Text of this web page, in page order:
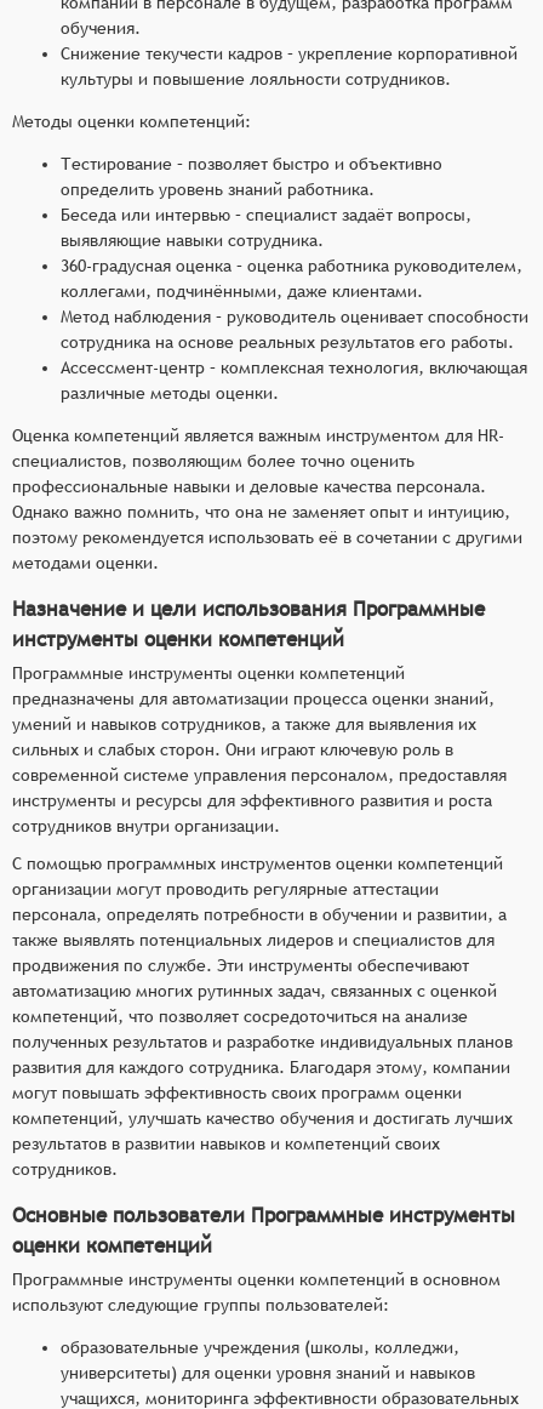
обучения.
Снижение текучести кадров – укрепление корпоративной
культуры и повышение лояльности сотрудников.
Методы оценки компетенций:
Тестирование – позволяет быстро и объективно
определить уровень знаний работника.
Беседа или интервью – специалист задаёт вопросы,
выявляющие навыки сотрудника.
360-градусная оценка – оценка работника руководителем,
коллегами, подчинёнными, даже клиентами.
Метод наблюдения – руководитель оценивает способности
сотрудника на основе реальных результатов его работы.
Ассессмент-центр – комплексная технология, включающая
различные методы оценки.
Оценка компетенций является важным инструментом для HR-
специалистов, позволяющим более точно оценить
профессиональные навыки и деловые качества персонала.
Однако важно помнить, что она не заменяет опыт и интуицию,
поэтому рекомендуется использовать её в сочетании с другими
методами оценки.
Назначение и цели использования Программные
инструменты оценки компетенций
Программные инструменты оценки компетенций
предназначены для автоматизации процесса оценки знаний,
умений и навыков сотрудников, а также для выявления их
сильных и слабых сторон. Они играют ключевую роль в
современной системе управления персоналом, предоставляя
инструменты и ресурсы для эффективного развития и роста
сотрудников внутри организации.
С помощью программных инструментов оценки компетенций
организации могут проводить регулярные аттестации
персонала, определять потребности в обучении и развитии, а
также выявлять потенциальных лидеров и специалистов для
продвижения по службе. Эти инструменты обеспечивают
автоматизацию многих рутинных задач, связанных с оценкой
компетенций, что позволяет сосредоточиться на анализе
полученных результатов и разработке индивидуальных планов
развития для каждого сотрудника. Благодаря этому, компании
могут повышать эффективность своих программ оценки
компетенций, улучшать качество обучения и достигать лучших
результатов в развитии навыков и компетенций своих
сотрудников.
Основные пользователи Программные инструменты
оценки компетенций
Программные инструменты оценки компетенций в основном
используют следующие группы пользователей:
образовательные учреждения (школы, колледжи,
университеты) для оценки уровня знаний и навыков
учащихся, мониторинга эффективности образовательных